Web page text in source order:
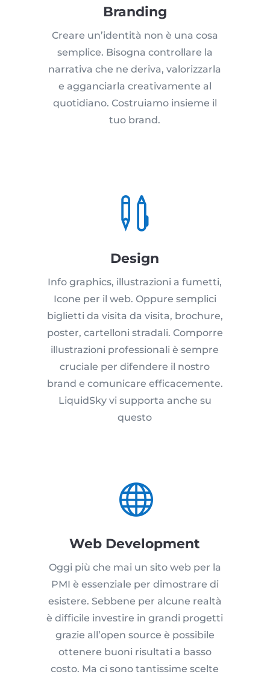
Branding
Creare un’identità non è una cosa
semplice. Bisogna controllare la
narrativa che ne deriva, valorizzarla
e agganciarla creativamente al
quotidiano. Costruiamo insieme il
tuo brand.

Design
Info graphics, illustrazioni a fumetti,
Icone per il web. Oppure semplici
biglietti da visita da visita, brochure,
poster, cartelloni stradali. Comporre
illustrazioni professionali è sempre
cruciale per difendere il nostro
brand e comunicare efficacemente.
LiquidSky vi supporta anche su
questo

Web Development
Oggi più che mai un sito web per la
PMI è essenziale per dimostrare di
esistere. Sebbene per alcune realtà
è difficile investire in grandi progetti
grazie all’open source è possibile
ottenere buoni risultati a basso
costo. Ma ci sono tantissime scelte